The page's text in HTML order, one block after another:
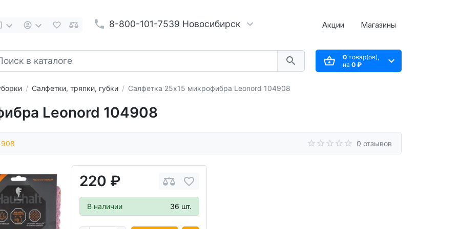
8-800-101-7539 Новосибирск Акции Магазины
0товар(ов),
на 0 ₽
Салфетки, тряпки, губки Салфетка 25x15 микрофибра Leonord 104908
Leonord 104908
0 отзывов
220 ₽
В наличии 36 шт.